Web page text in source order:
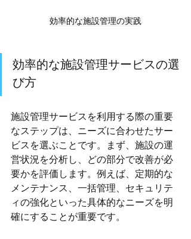
効率的な施設管理の実践
効率的な施設管理サービスの選
び方
施設管理サービスを利用する際の重要
なステップは、ニーズに合わせたサー
ビスを選ぶことです。まず、施設の運
営状況を分析し、どの部分で改善が必
要かを評価します。例えば、定期的な
メンテナンス、一括管理、セキュリテ
ィの強化といった具体的なニーズを明
確にすることが重要です。